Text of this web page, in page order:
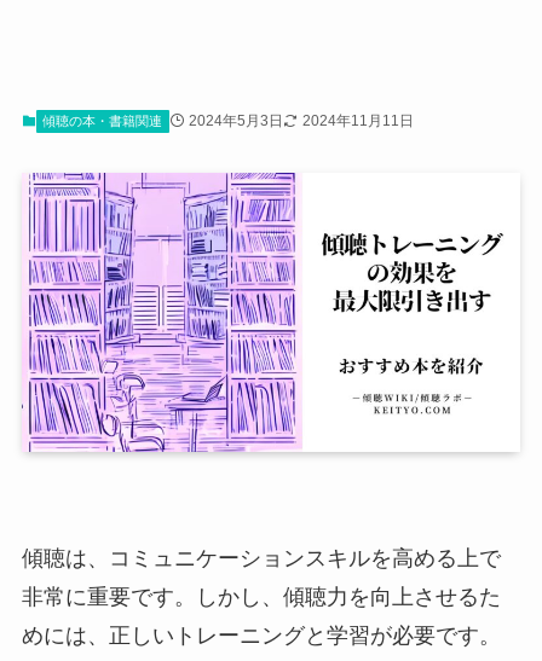
傾聴の本・書籍関連 2024年5月3日 2024年11月11日
傾聴は、コミュニケーションスキルを高める上で
非常に重要です。しかし、傾聴力を向上させるた
めには、正しいトレーニングと学習が必要です。